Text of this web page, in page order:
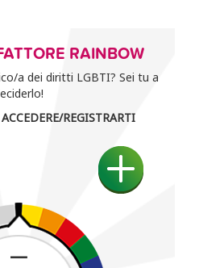
RAINBOW
a dei diritti LGBTI? Sei tu a
REGISTRARTI
—